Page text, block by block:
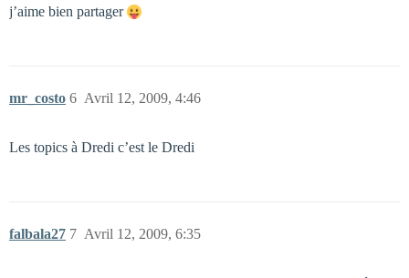
j’aime bien partager
mr_costo Avril 12, 2009, 4:46
6
Les topics à Dredi c’est le Dredi
falbala27 Avril 12, 2009, 6:35
7